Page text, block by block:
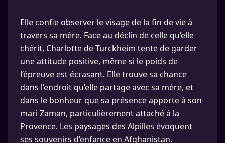
Elle confie observer le visage de la fin de vie à
travers sa mère. Face au déclin de celle qu’elle
chérit, Charlotte de Turckheim tente de garder
une attitude positive, même si le poids de
l’épreuve est écrasant. Elle trouve sa chance
dans l’endroit qu’elle partage avec sa mère, et
dans le bonheur que sa présence apporte à son
mari Zaman, particulièrement attaché à la
Provence. Les paysages des Alpilles évoquent
ses souvenirs d’enfance en Afghanistan.